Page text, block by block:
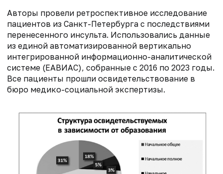
Авторы провели ретроспективное исследование
пациентов из Санкт-Петербурга с последствиями
перенесенного инсульта. Использовались данные
из единой автоматизированной вертикально
интегрированной информационно-аналитической
системе (ЕАВИАС), собранные с 2016 по 2023 годы.
Все пациенты прошли освидетельствование в
бюро медико-социальной экспертизы.